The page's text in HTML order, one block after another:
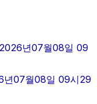
상간소송변호사
인마약변호사
년07월08일 09
년07월08일 09시29